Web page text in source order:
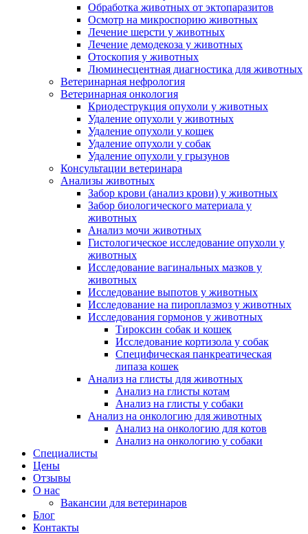
Обработка животных от эктопаразитов
Осмотр на микроспорию животных
Лечение шерсти у животных
Лечение демодекоза у животных
Отоскопия у животных
Люминесцентная диагностика для животных
Ветеринарная нефрология
Ветеринарная онкология
Криодеструкция опухоли у животных
Удаление опухоли у животных
Удаление опухоли у кошек
Удаление опухоли у собак
Удаление опухоли у грызунов
Консультации ветеринара
Анализы животных
Забор крови (анализ крови) у животных
Забор биологического материала у
животных
Анализ мочи животных
Гистологическое исследование опухоли у
животных
Исследование вагинальных мазков у
животных
Исследование выпотов у животных
Исследование на пироплазмоз у животных
Исследования гормонов у животных
Тироксин собак и кошек
Исследование кортизола у собак
Специфическая панкреатическая
липаза кошек
Анализ на глисты для животных
Анализ на глисты котам
Анализ на глисты у собаки
Анализ на онкологию для животных
Анализ на онкологию для котов
Анализ на онкологию у собаки
Специалисты
Цены
Отзывы
О нас
Вакансии для ветеринаров
Блог
Контакты